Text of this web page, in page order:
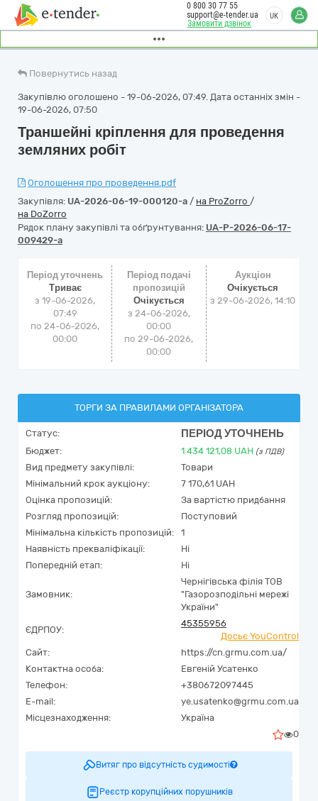
Замовити дзвінок
0 800 30 77 55
support@e-tender.ua
UK
Повернутись назад
Закупівлю оголошено - 19-06-2026, 07:49. Дата останніх змін -
19-06-2026, 07:50
Траншейні кріплення для проведення
земляних робіт
Оголошення про проведення.pdf
Закупівля: UA-2026-06-19-000120-a / на ProZorro /
на DoZorro
Рядок плану закупівлі та обґрунтування: UA-P-2026-06-17-
009429-a
Період уточнень
Триває
з 19-06-2026,
07:49
по 24-06-2026,
00:00
Період подачі
пропозицій
Очікується
з 24-06-2026,
00:00
по 29-06-2026,
00:00
Аукціон
Очікується
з29-06-2026, 14:10
ТОРГИ ЗА ПРАВИЛАМИ ОРГАНІЗАТОРА
Статус: ПЕРІОД УТОЧНЕНЬ
Бюджет: 1 434 121,08 UAH (з ПДВ)
Вид предмету закупівлі:
Товари
Мінімальний крок аукціону:
7 170,61 UAH
Оцінка пропозицій:
За вартістю придбання
Розгляд пропозицій:
Поступовий
Мінімальна кількість пропозицій:
1
Наявність прекваліфікації:
Ні
Попередній етап:
Ні
Замовник:
Чернігівська філія ТОВ
"Газорозподільні мережі
України"
ЄДРПОУ:
45355956
Досьє YouControl
Сайт:
https://cn.grmu.com.ua/
Контактна особа:
Евгеній Усатенко
Телефон:
+380672097445
E-mail:
ye.usatenko@grmu.com.ua
Місцезнаходження:
Україна
0
Витяг про відсутність судимості
Реєстр корупційних порушників